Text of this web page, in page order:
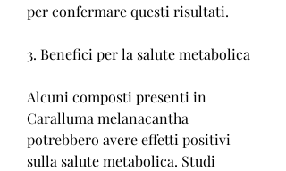
per confermare questi risultati.
3. Benefici per la salute metabolica
Alcuni composti presenti in
Caralluma melanacantha
potrebbero avere effetti positivi
sulla salute metabolica. Studi